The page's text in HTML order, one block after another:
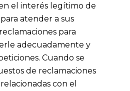
el interés legítimo de
atender a sus
para
adecuadamente y
Cuando se
de reclamaciones
con el